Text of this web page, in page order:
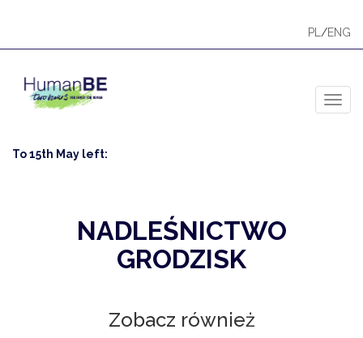
PL /ENG
To 15th May left:
NADLEŚNICTWO
GRODZISK
Zobacz również